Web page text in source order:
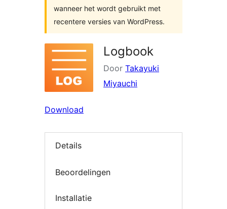
wanneer het wordt gebruikt met
recentere versies van WordPress.
Logbook
Door Takayuki
Miyauchi
Download
Details
Beoordelingen
Installatie